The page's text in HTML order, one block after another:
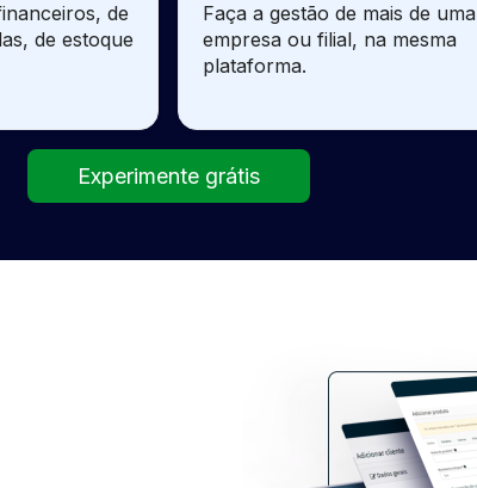
de
de estoque
Faça a gestão de mais de uma
empresa ou filial, na mesma
plataforma.
Experimente grátis